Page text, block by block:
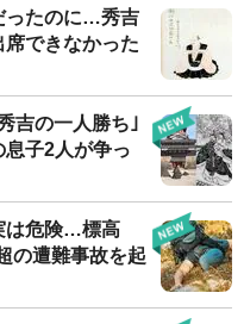
ったのに…秀吉
席できなかった
吉の一人勝ち｣
子2人が争っ
は危険…標高
の遭難事故を起